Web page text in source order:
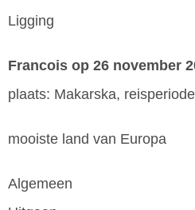
Ligging
Francois op 26 november
plaats: Makarska,
mooiste land van Europa
Algemeen